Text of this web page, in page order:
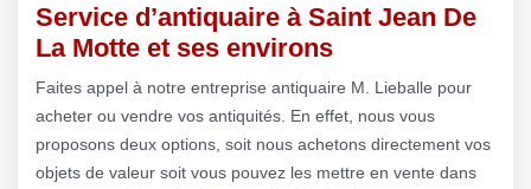
Service d’antiquaire à Saint Jean De
La Motte et ses environs
Faites appel à notre entreprise antiquaire M. Lieballe pour
acheter ou vendre vos antiquités. En effet, nous vous
proposons deux options, soit nous achetons directement vos
objets de valeur soit vous pouvez les mettre en vente dans